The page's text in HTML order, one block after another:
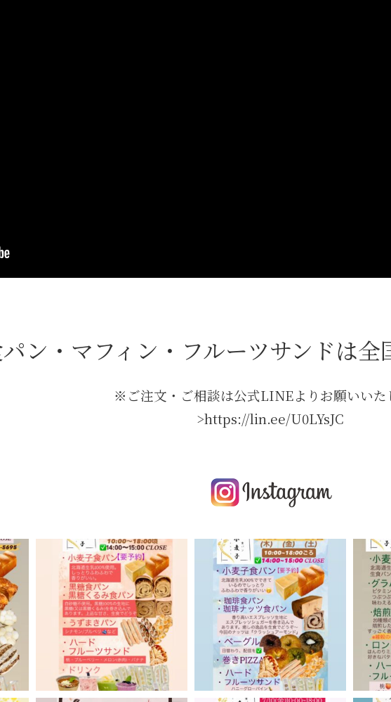
ン・マフィン・フルーツサンドは
※ご注文・ご相談は公式LINEよりお願いいた
>https://lin.ee/U0LYsJC